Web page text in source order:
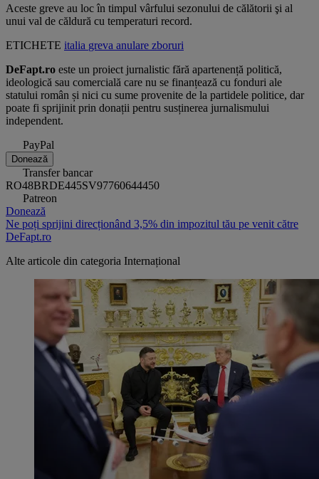
Aceste greve au loc în timpul vârfului sezonului de călătorii şi al
unui val de căldură cu temperaturi record.
ETICHETE italia greva anulare zboruri
DeFapt.ro este un proiect jurnalistic fără apartenență politică,
ideologică sau comercială care nu se finanțează cu fonduri ale
statului român și nici cu sume provenite de la partidele politice, dar
poate fi sprijinit prin donații pentru susținerea jurnalismului
independent.
PayPal
Donează
Transfer bancar
RO48BRDE445SV97760644450
Patreon
Donează
Ne poți sprijini direcționând 3,5% din impozitul tău pe venit către
DeFapt.ro
Alte articole din categoria Internațional